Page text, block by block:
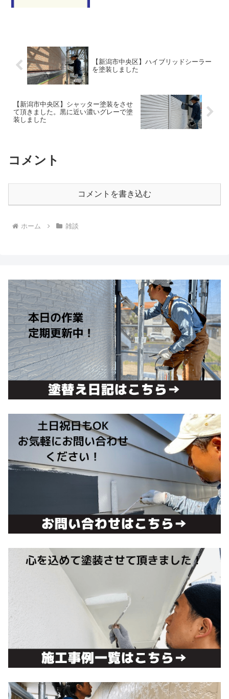
【新潟市中央区】ハイブリッドシーラー
を塗装しました
【新潟市中央区】シャッター塗装をさせ
て頂きました。黒に近い濃いグレーで塗
装しました
コメント
コメントを書き込む
ホーム 雑談